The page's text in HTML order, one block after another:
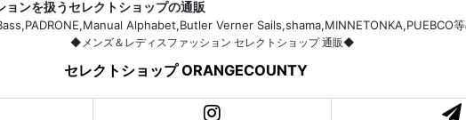
ンを扱うセレクトショップの通販
Alphabet,Butler Verner Sails,shama,MINNETONKA,PUEBCO
◆メンズ＆レディスファッション セレクトショップ 通販◆
セレクトショップ ORANGECOUNTY